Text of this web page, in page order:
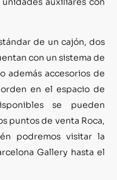
de un cajón, dos
con un sistema de
además accesorios de
en el espacio de
se pueden
puntos de venta Roca,
podremos visitar la
Gallery hasta el